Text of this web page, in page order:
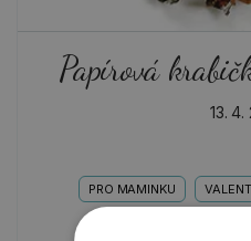
Papírová
13. 4.
PRO MAMINKU